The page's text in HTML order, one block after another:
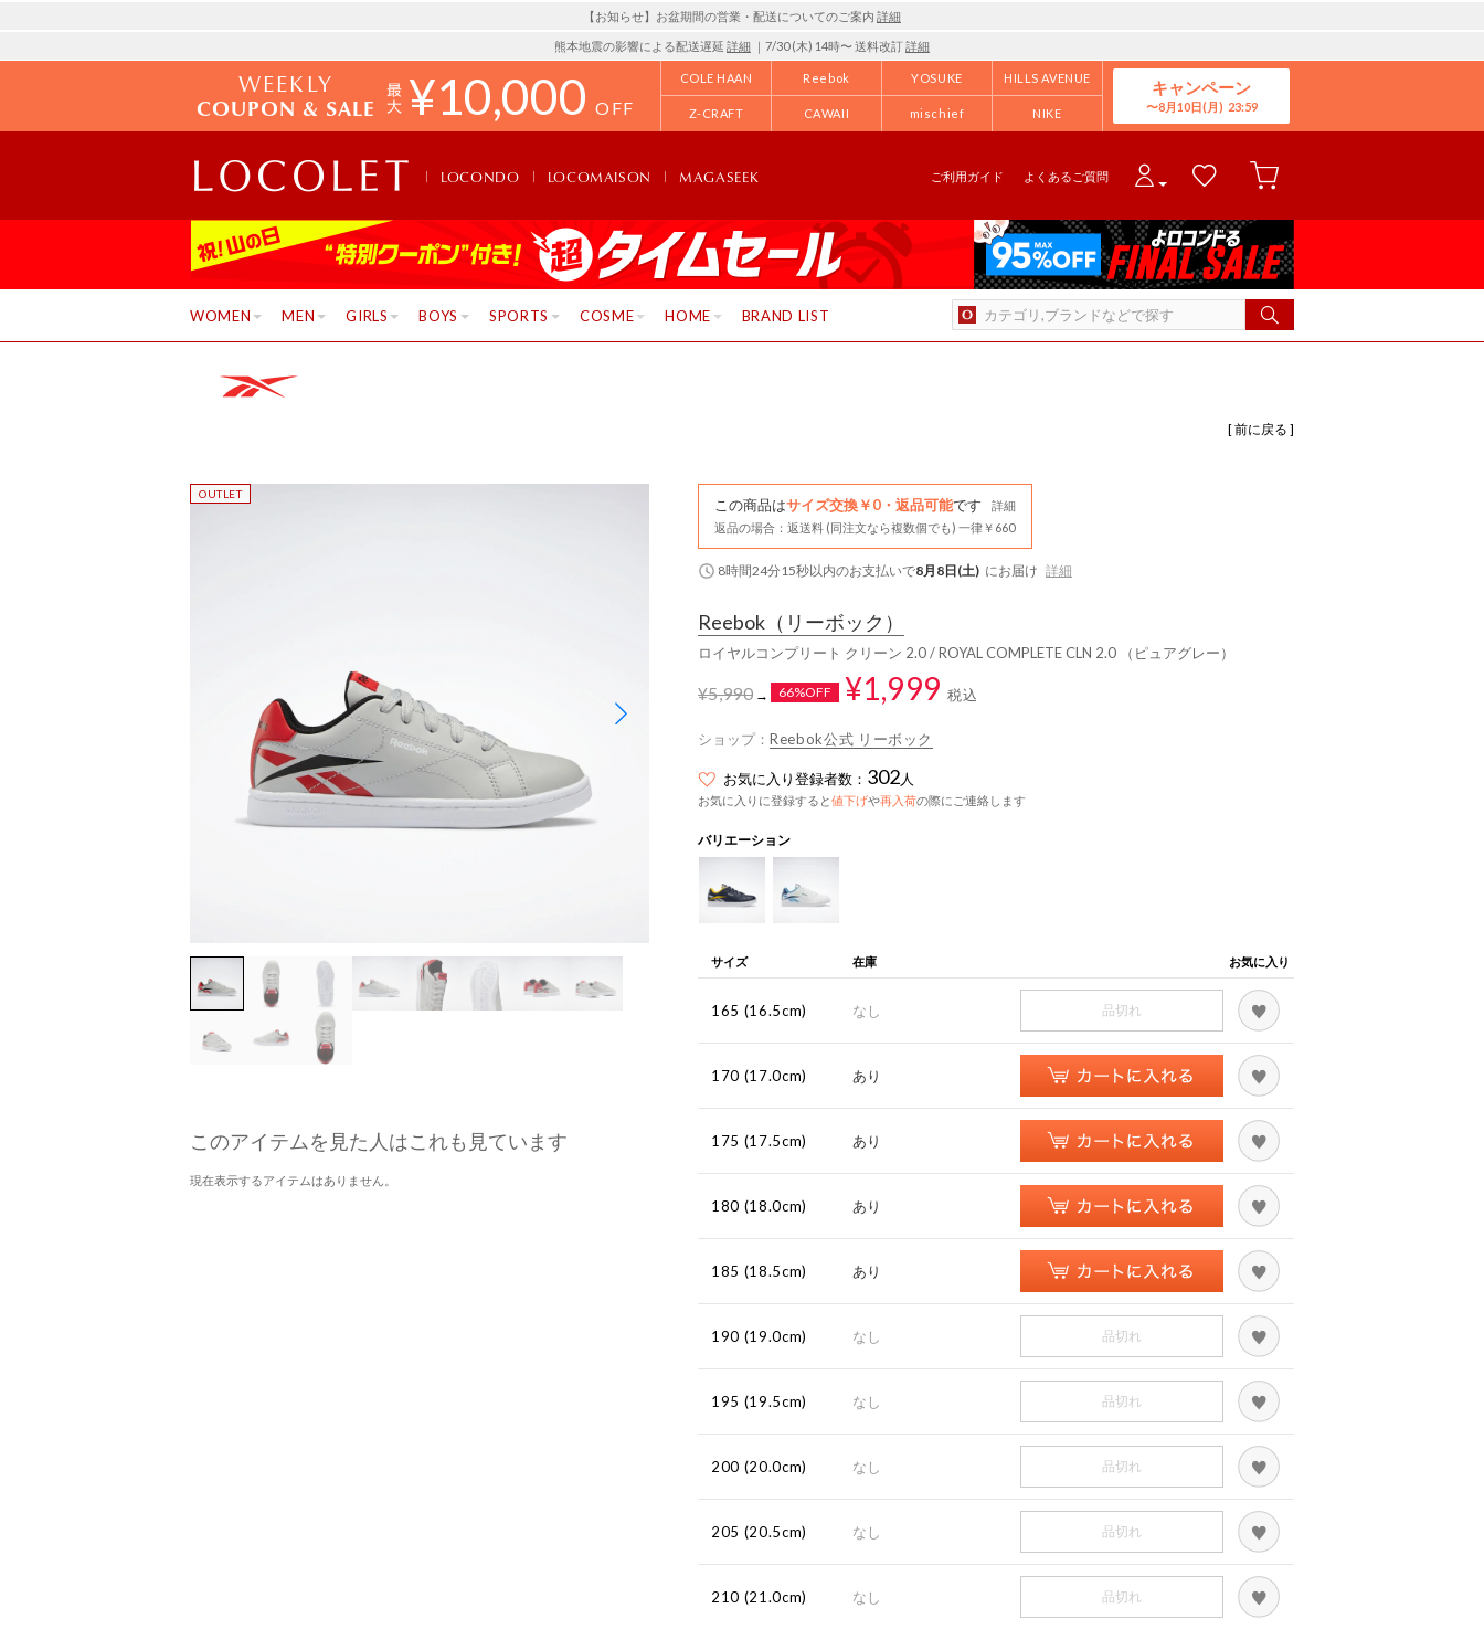
【お知らせ】お盆期間の営業・配送についてのご案内 詳細
熊本地震の影響による配送遅延 詳細 ｜7/30 (木) 14時〜 送料改訂詳細
WEEKLY
COUPON & SALE ¥10,000 OFF
COLE HAAN Reebok YOSUKE HILLS AVENUE
Z-CRAFT CAWAII mischief NIKE
キャンペーン
8月10日(月)
LOCONDO LOCOMAISON MAGASEEK ご利用ガイド よくあるご質問
WOMEN MEN GIRLS BOYS SPORTS COSME HOME BRAND LIST
[ 前に戻る ]
このアイテムを見た人はこれも見ています
現在表示するアイテムはありません。
この商品はサイズ交換￥0・返品可能です
詳細
返品の場合：返送料 (同注文なら複数個でも) 一律￥660
8時間24分14秒以内のお支払いで8月8日(土) にお届け 詳細
Reebok （リーボック）
ロイヤルコンプリート クリーン 2.0 / ROYAL COMPLETE CLN 2.0 （ピュアグレー）
¥5,990→ 66%OFF ¥1,999 税込
ショップ： Reebok公式 リーボック
お気に入り登録者数： 302人
お気に入りに登録すると値下げや再入荷の際にご連絡します
バリエーション
サイズ 在庫 お気に入り
165 (16.5cm) なし 品切れ
170 (17.0cm) あり
175 (17.5cm) あり
180 (18.0cm) あり
185 (18.5cm) あり
190 (19.0cm) なし 品切れ
195 (19.5cm) なし 品切れ
200 (20.0cm) なし 品切れ
205 (20.5cm) なし 品切れ
210 (21.0cm) なし 品切れ